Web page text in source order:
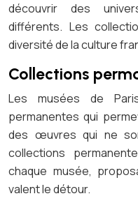
découvrir des
différents. Les
diversité de la culture
Collections
Les musées de
permanentes qui
des œuvres qui ne
collections
chaque musée,
valent le détour.